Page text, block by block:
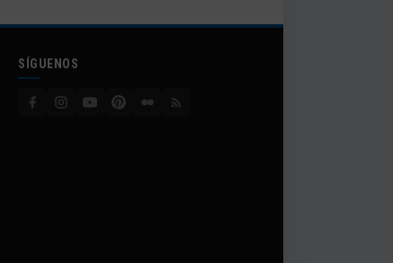
SÍGUENOS